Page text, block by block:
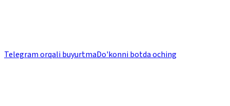
Telegram orqali buyurtmaDo'konni botda oching